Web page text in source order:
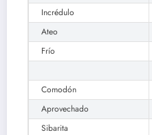
Incrédulo
Ateo
Frío
Comodón
Aprovechado
Sibarita